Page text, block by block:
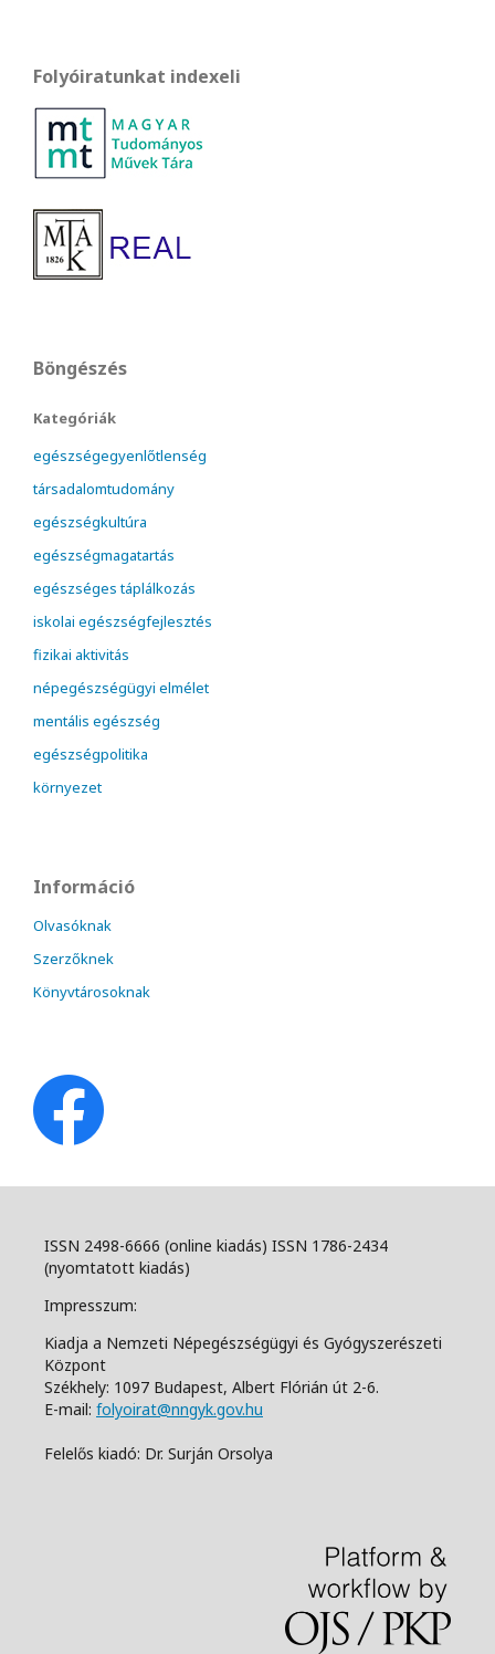
Folyóiratunkat indexeli
Böngészés
Kategóriák
egészségegyenlőtlenség
társadalomtudomány
egészségkultúra
egészségmagatartás
egészséges táplálkozás
iskolai egészségfejlesztés
fizikai aktivitás
népegészségügyi elmélet
mentális egészség
egészségpolitika
környezet
Információ
Olvasóknak
Szerzőknek
Könyvtárosoknak
ISSN 2498-6666 (online kiadás) ISSN 1786-2434
(nyomtatott kiadás)
Impresszum:
Kiadja a Nemzeti Népegészségügyi és Gyógyszerészeti
Központ
Székhely: 1097 Budapest, Albert Flórián út 2-6.
E-mail: folyoirat@nngyk.gov.hu
Felelős kiadó: Dr. Surján Orsolya